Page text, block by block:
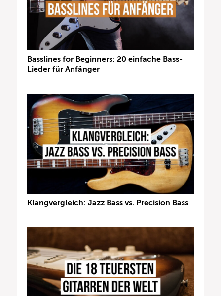
Basslines for Beginners: 20 einfache Bass-
Lieder für Anfänger
Klangvergleich: Jazz Bass vs. Precision Bass